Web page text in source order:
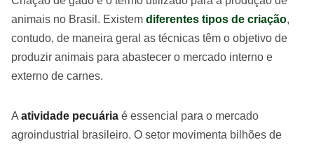
animais no Brasil. Existem diferentes tipos de criação,
contudo, de maneira geral as técnicas têm o objetivo de
produzir animais para abastecer o mercado interno e
externo de carnes.
A atividade pecuária é essencial para o mercado
agroindustrial brasileiro. O setor movimenta bilhões de